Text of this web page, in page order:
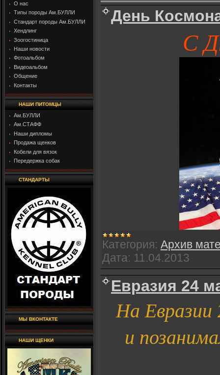
О нас
Типы породы Ам.БУЛЛИ
Стандарт породы Ам.БУЛЛИ
Хендлинг
Зоогостиница
Наши новости
Фотоальбом
Видеоальбом
Общение
Контакты
НАШИ ПИТОМЦЫ
Ам.БУЛЛИ
Ам.СТАФФ
Наши дипломы
Продажа щенков
Кобели для вязок
Передержка собак
СТАНДАРТЫ
МЫ ВКОНТАКТЕ
НАШИ ЩЕНКИ
День
С
Категория: Архив
Дата: 11.04.2013
Евразия 24
На
и